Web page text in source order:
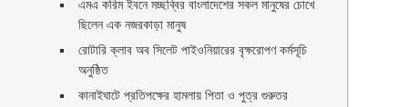
এমএ করিম ইবনে মচ্ছব্বির বাংলাদেশের সকল মানুষের চোখে
ছিলেন এক নজরকাড়া মানুষ ‎
রোটারি ক্লাব অব সিলেট পাইওনিয়ারের বৃক্ষরোপণ কর্মসূচি
অনুষ্ঠিত
কানাইঘাটে প্রতিপক্ষের হামলায় পিতা ও পুত্র গুরুতর